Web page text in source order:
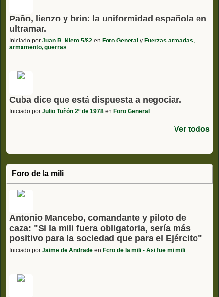
Paño, lienzo y brin: la uniformidad española en
ultramar.
Iniciado por Juan R. Nieto 5/82 en Foro General y Fuerzas armadas,
armamento, guerras
Cuba dice que está dispuesta a negociar.
Iniciado por Julio Tuñón 2º de 1978 en Foro General
Ver todos
Foro de la mili
Antonio Mancebo, comandante y piloto de
caza: "Si la mili fuera obligatoria, sería más
positivo para la sociedad que para el Ejército"
Iniciado por Jaime de Andrade en Foro de la mili - Asi fue mi mili